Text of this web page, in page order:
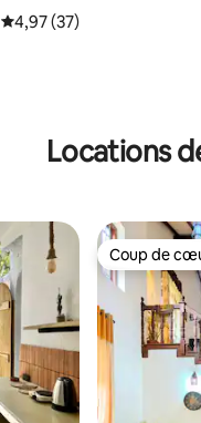
Évaluation moyenne sur
4,97 (37)
Locations
Coup de
Coup de